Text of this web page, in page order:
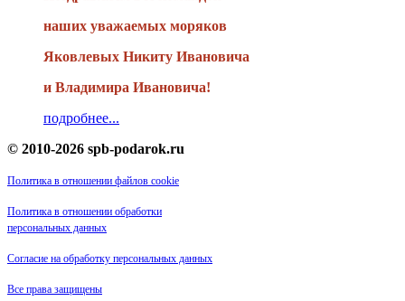
наших уважаемых моряков
Яковлевых Никиту Ивановича
и Владимира Ивановича!
подробнее...
© 2010-2026 spb-podarok.ru
Политика в отношении файлов cookie
Политика в отношении обработки
персональных данных
Согласие на обработку персональных данных
Все права защищены